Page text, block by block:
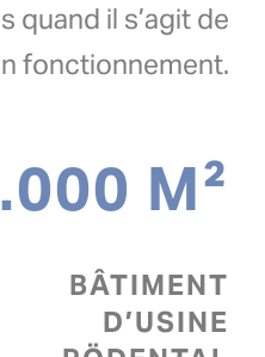
quand il s’agit de
fonctionnement.
M²
BÂTIMENT
D’USINE